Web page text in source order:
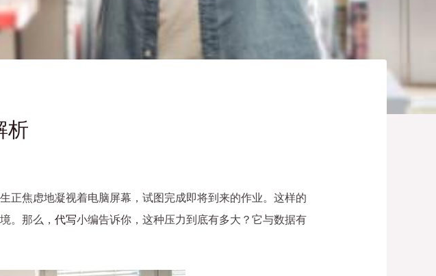
析
正焦虑地凝视着电脑屏幕，试图完成即将到来的作业。这样的
。那么， 代写小编告诉你，这种压力到底有多大？它与数据有